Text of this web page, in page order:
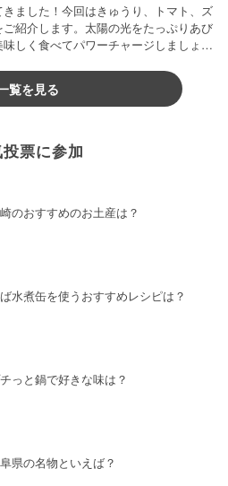
ました！今回はきゅうり、トマト、ズ
紹介します。太陽の光をたっぷりあび
しく食べてパワーチャージしましょう
覧を見る
投票に参加
のおすすめのお土産は？
水煮缶を使うおすすめレシピは？
っと鍋で好きな味は？
県の名物といえば？